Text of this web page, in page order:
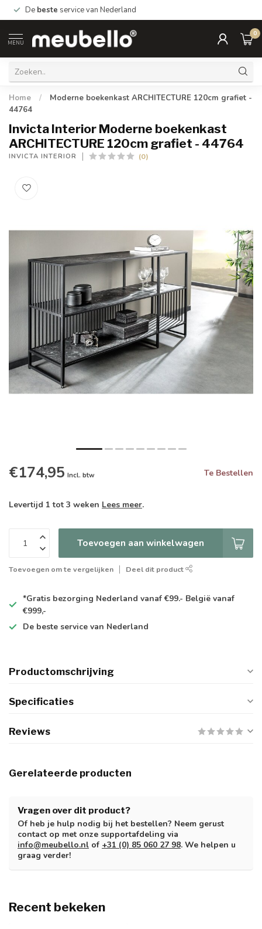
De beste service van Nederland
MENU
0
Home /
Moderne boekenkast ARCHITECTURE 120cm grafiet -
44764
Invicta Interior Moderne boekenkast
ARCHITECTURE 120cm grafiet - 44764
INVICTA INTERIOR (0)
€174,95 Incl. btw Te Bestellen
Levertijd 1 tot 3 weken Lees meer.
Toevoegen aan winkelwagen
Toevoegen om te vergelijken Deel dit product
*Gratis bezorging Nederland vanaf €99.- België vanaf
€999,-
De beste service van Nederland
Productomschrijving
Specificaties
Reviews
Gerelateerde producten
Vragen over dit product?
Of heb je hulp nodig bij het bestellen? Neem gerust
contact op met onze supportafdeling via
info@meubello.nl of +31 (0) 85 060 27 98. We helpen u
graag verder!
Recent bekeken